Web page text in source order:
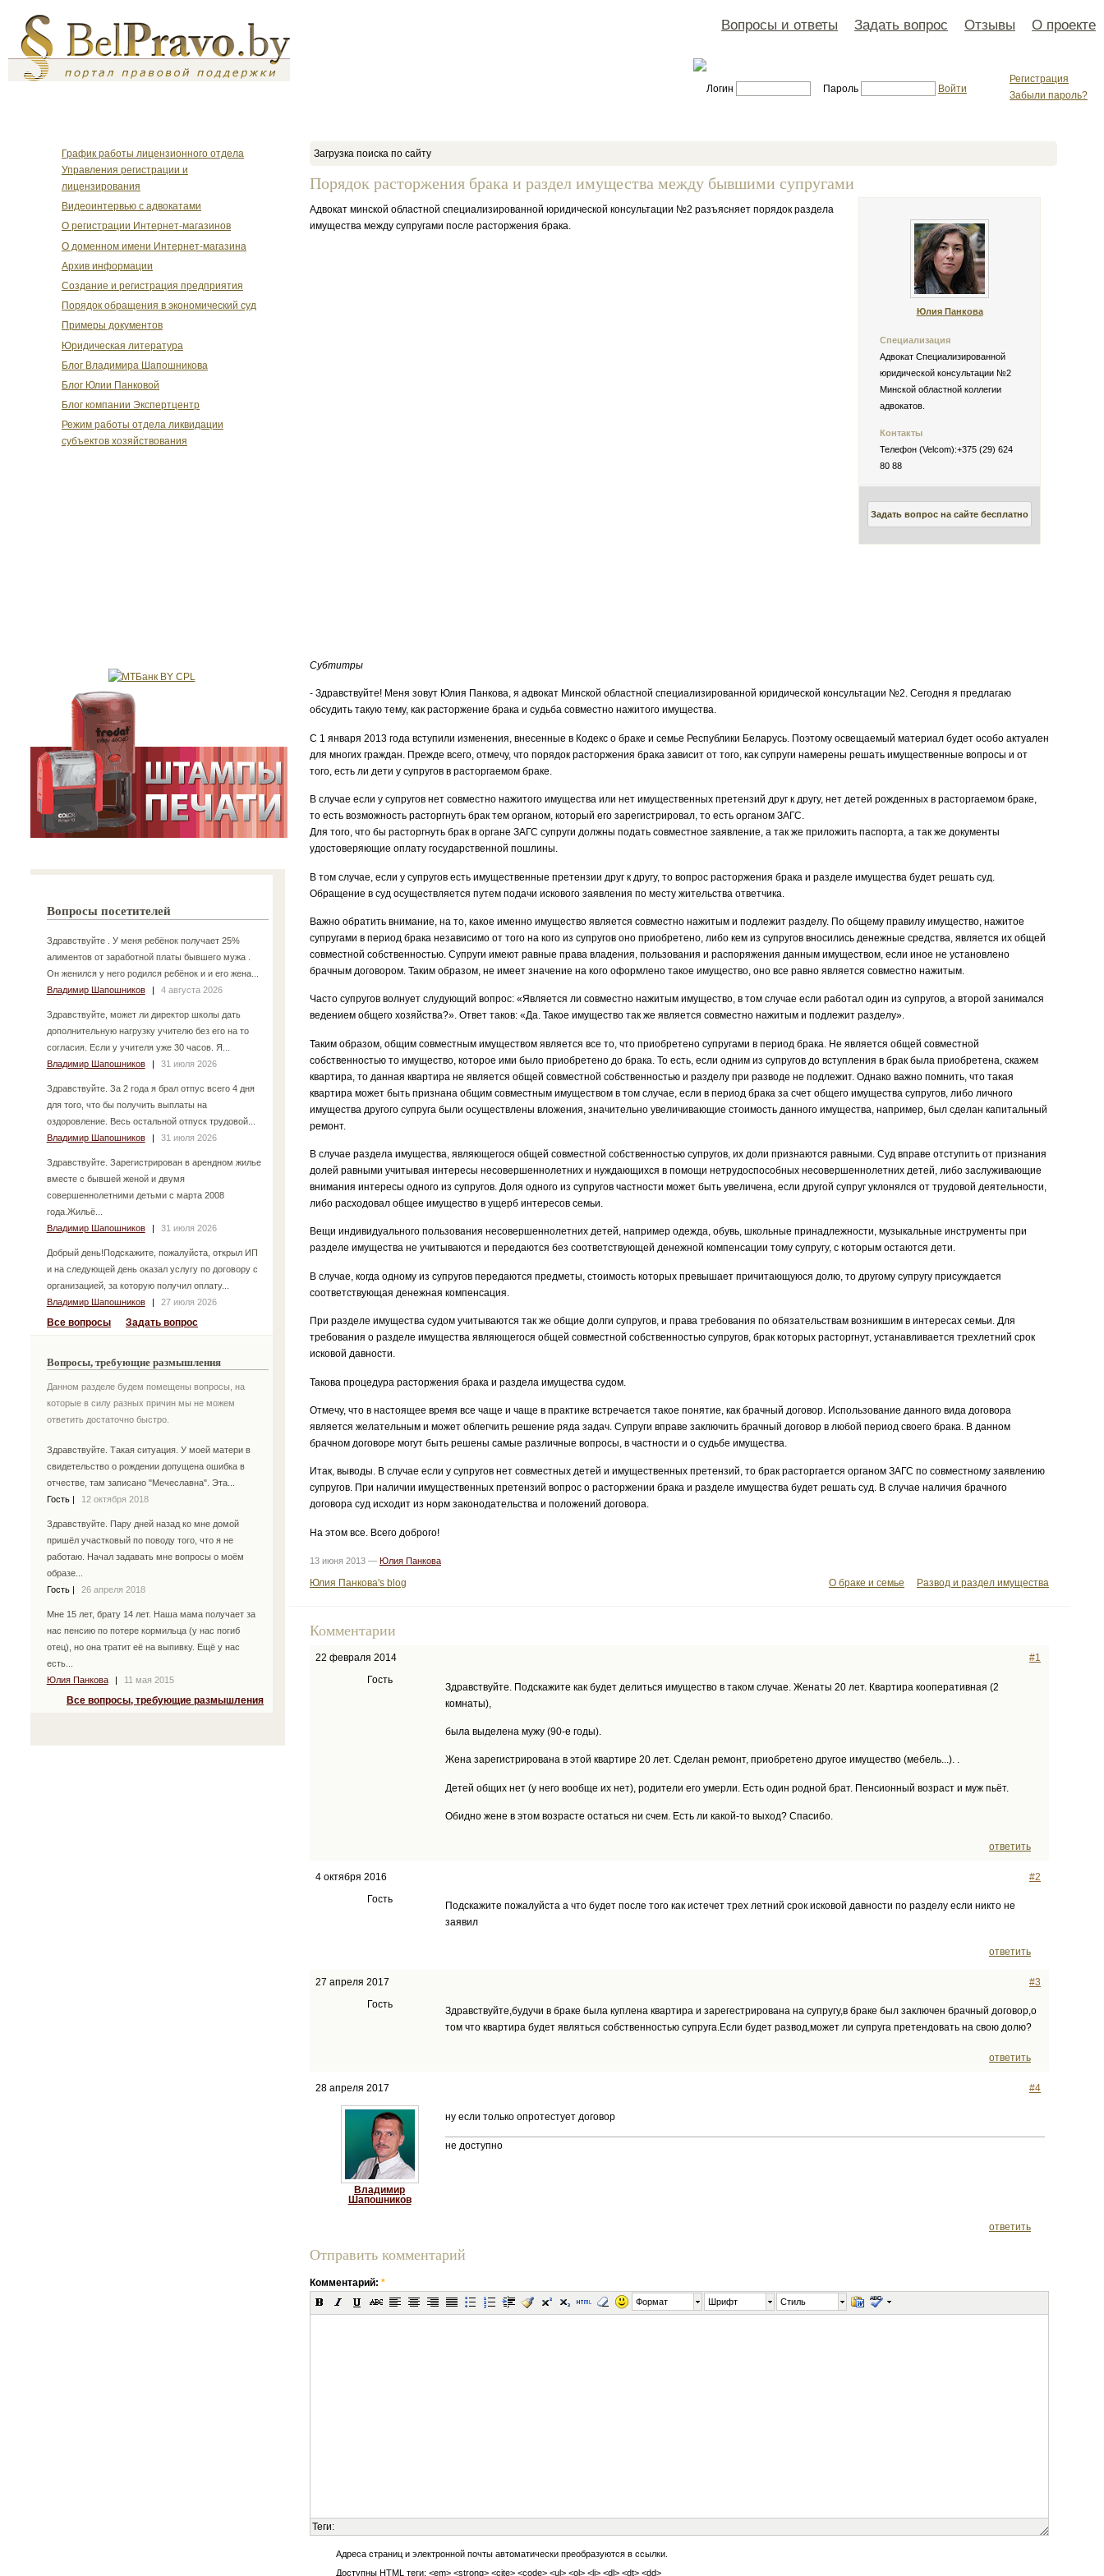
Вопросы и ответы Задать вопрос Отзывы О проекте
Регистрация
Забыли пароль?
Логин Пароль Войти
График работы лицензионного отдела
Управления регистрации и
лицензирования
Видеоинтервью с адвокатами
О регистрации Интернет-магазинов
О доменном имени Интернет-магазина
Архив информации
Создание и регистрация предприятия
Порядок обращения в экономический суд
Примеры документов
Юридическая литература
Блог Владимира Шапошникова
Блог Юлии Панковой
Блог компании Экспертцентр
Режим работы отдела ликвидации
субъектов хозяйствования
Вопросы посетителей
Здравствуйте . У меня ребёнок получает 25%
алиментов от заработной платы бывшего мужа .
Он женился у него родился ребёнок и и его жена...
Владимир Шапошников
| 4 августа 2026
Здравствуйте, может ли директор школы дать
дополнительную нагрузку учителю без его на то
согласия. Если у учителя уже 30 часов. Я...
Владимир Шапошников
| 31 июля 2026
Здравствуйте. За 2 года я брал отпус всего 4 дня
для того, что бы получить выплаты на
оздоровление. Весь остальной отпуск трудовой...
Владимир Шапошников
| 31 июля 2026
Здравствуйте. Зарегистрирован в арендном жилье
вместе с бывшей женой и двумя
совершеннолетними детьми с марта 2008
года.Жильё...
Владимир Шапошников
| 31 июля 2026
Добрый день!Подскажите, пожалуйста, открыл ИП
и на следующей день оказал услугу по договору с
организацией, за которую получил оплату...
Владимир Шапошников
| 27 июля 2026
Все вопросы Задать вопрос
Вопросы, требующие размышления
Данном разделе будем помещены вопросы, на
которые в силу разных причин мы не можем
ответить достаточно быстро.
Здравствуйте. Такая ситуация. У моей матери в
свидетельство о рождении допущена ошибка в
отчестве, там записано "Мечеславна". Эта...
Гость
12 октября 2018
Здравствуйте. Пару дней назад ко мне домой
пришёл участковый по поводу того, что я не
работаю. Начал задавать мне вопросы о моём
образе...
Гость
26 апреля 2018
Мне 15 лет, брату 14 лет. Наша мама получает за
нас пенсию по потере кормильца (у нас погиб
отец), но она тратит её на выпивку. Ещё у нас
есть...
Юлия Панкова
11 мая 2015
Все вопросы, требующие размышления
Загрузка поиска по сайту
Порядок расторжения брака и раздел имущества между бывшими супругами
Юлия Панкова
Специализация
Адвокат Специализированной
юридической консультации №2
Минской областной коллегии
адвокатов.
Контакты
Телефон (Velcom):+375 (29) 624
80 88
Задать вопрос на сайте бесплатно
Адвокат минской областной специализированной юридической консультации №2 разъясняет порядок раздела
имущества между супругами после расторжения брака.
Субтитры
- Здравствуйте! Меня зовут Юлия Панкова, я адвокат Минской областной специализированной юридической консультации №2. Сегодня я предлагаю
обсудить такую тему, как расторжение брака и судьба совместно нажитого имущества.
С 1 января 2013 года вступили изменения, внесенные в Кодекс о браке и семье Республики Беларусь. Поэтому освещаемый материал будет особо актуален
для многих граждан. Прежде всего, отмечу, что порядок расторжения брака зависит от того, как супруги намерены решать имущественные вопросы и от
того, есть ли дети у супругов в расторгаемом браке.
В случае если у супругов нет совместно нажитого имущества или нет имущественных претензий друг к другу, нет детей рожденных в расторгаемом браке,
то есть возможность расторгнуть брак тем органом, который его зарегистрировал, то есть органом ЗАГС.
Для того, что бы расторгнуть брак в органе ЗАГС супруги должны подать совместное заявление, а так же приложить паспорта, а так же документы
удостоверяющие оплату государственной пошлины.
В том случае, если у супругов есть имущественные претензии друг к другу, то вопрос расторжения брака и разделе имущества будет решать суд.
Обращение в суд осуществляется путем подачи искового заявления по месту жительства ответчика.
Важно обратить внимание, на то, какое именно имущество является совместно нажитым и подлежит разделу. По общему правилу имущество, нажитое
супругами в период брака независимо от того на кого из супругов оно приобретено, либо кем из супругов вносились денежные средства, является их общей
совместной собственностью. Супруги имеют равные права владения, пользования и распоряжения данным имуществом, если иное не установлено
брачным договором. Таким образом, не имеет значение на кого оформлено такое имущество, оно все равно является совместно нажитым.
Часто супругов волнует слудующий вопрос: «Является ли совместно нажитым имущество, в том случае если работал один из супругов, а второй занимался
ведением общего хозяйства?». Ответ таков: «Да. Такое имущество так же является совместно нажитым и подлежит разделу».
Таким образом, общим совместным имуществом является все то, что приобретено супругами в период брака. Не является общей совместной
собственностью то имущество, которое ими было приобретено до брака. То есть, если одним из супругов до вступления в брак была приобретена, скажем
квартира, то данная квартира не является общей совместной собственностью и разделу при разводе не подлежит. Однако важно помнить, что такая
квартира может быть признана общим совместным имуществом в том случае, если в период брака за счет общего имущества супругов, либо личного
имущества другого супруга были осуществлены вложения, значительно увеличивающие стоимость данного имущества, например, был сделан капитальный
ремонт.
В случае раздела имущества, являющегося общей совместной собственностью супругов, их доли признаются равными. Суд вправе отступить от признания
долей равными учитывая интересы несовершеннолетних и нуждающихся в помощи нетрудоспособных несовершеннолетних детей, либо заслуживающие
внимания интересы одного из супругов. Доля одного из супругов частности может быть увеличена, если другой супруг уклонялся от трудовой деятельности,
либо расходовал общее имущество в ущерб интересов семьи.
Вещи индивидуального пользования несовершеннолетних детей, например одежда, обувь, школьные принадлежности, музыкальные инструменты при
разделе имущества не учитываются и передаются без соответствующей денежной компенсации тому супругу, с которым остаются дети.
В случае, когда одному из супругов передаются предметы, стоимость которых превышает причитающуюся долю, то другому супругу присуждается
соответствующая денежная компенсация.
При разделе имущества судом учитываются так же общие долги супругов, и права требования по обязательствам возникшим в интересах семьи. Для
требования о разделе имущества являющегося общей совместной собственностью супругов, брак которых расторгнут, устанавливается трехлетний срок
исковой давности.
Такова процедура расторжения брака и раздела имущества судом.
Отмечу, что в настоящее время все чаще и чаще в практике встречается такое понятие, как брачный договор. Использование данного вида договора
является желательным и может облегчить решение ряда задач. Супруги вправе заключить брачный договор в любой период своего брака. В данном
брачном договоре могут быть решены самые различные вопросы, в частности и о судьбе имущества.
Итак, выводы. В случае если у супругов нет совместных детей и имущественных претензий, то брак расторгается органом ЗАГС по совместному заявлению
супругов. При наличии имущественных претензий вопрос о расторжении брака и разделе имущества будет решать суд. В случае наличия брачного
договора суд исходит из норм законодательства и положений договора.
На этом все. Всего доброго!
13 июня 2013 — Юлия Панкова
О браке и семье Развод и раздел имущества
Юлия Панкова's blog
Комментарии
22 февраля 2014
#1
Гость
Здравствуйте. Подскажите как будет делиться имущество в таком случае. Женаты 20 лет. Квартира кооперативная (2
комнаты),
была выделена мужу (90-е годы).
Жена зарегистрирована в этой квартире 20 лет. Сделан ремонт, приобретено другое имущество (мебель...). .
Детей общих нет (у него вообще их нет), родители его умерли. Есть один родной брат. Пенсионный возраст и муж пьёт.
Обидно жене в этом возрасте остаться ни счем. Есть ли какой-то выход? Спасибо.
ответить
4 октября 2016
#2
Гость
Подскажите пожалуйста а что будет после того как истечет трех летний срок исковой давности по разделу если никто не
заявил
ответить
27 апреля 2017
#3
Гость
Здравствуйте,будучи в браке была куплена квартира и зарегестрирована на супругу,в браке был заключен брачный договор,о
том что квартира будет являться собственностью супруга.Если будет развод,может ли супруга претендовать на свою долю?
ответить
28 апреля 2017 #4
Владимир
Шапошников
ну если только опротестует договор
не доступно
ответить
Отправить комментарий
Комментарий: *
Формат Шрифт Стиль
Теги:
Адреса страниц и электронной почты автоматически преобразуются в ссылки.
Доступны HTML теги: <em> <strong> <cite> <code> <ul> <ol> <li> <dl> <dt> <dd>